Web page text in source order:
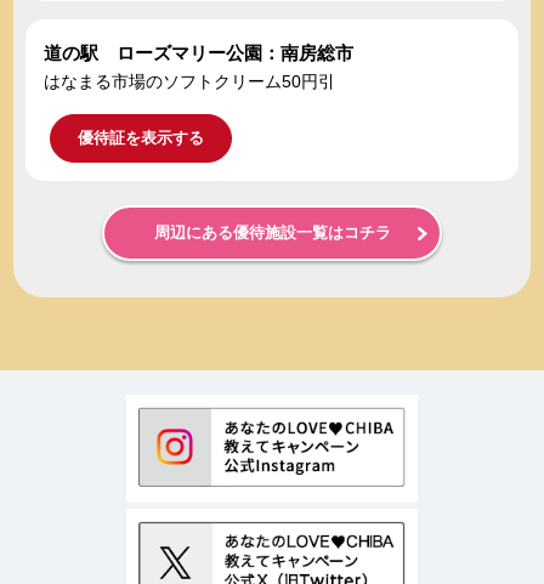
道の駅 ローズマリー公園：南房総市
はなまる市場のソフトクリーム50円引
優待証を表示する
周辺にある優待施設一覧はコチラ